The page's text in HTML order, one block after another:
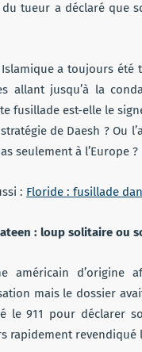
du tueur a déclaré que
Islamique a toujours
allant jusqu’à la
fusillade est-elle le
de Daesh ? Ou
seulement à l’Europe ?
: Floride : fusillade
: loup solitaire ou
américain d’origine
mais le dossier
le 911 pour déclarer
rapidement